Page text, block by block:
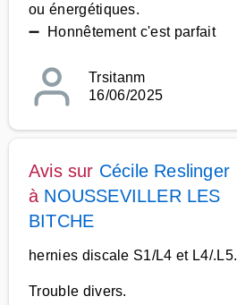
ou énergétiques.
➖ Honnêtement c'est parfait
Trsitanm
16/06/2025
Avis sur Cécile Reslinger
à NOUSSEVILLER LES
BITCHE
hernies discale S1/L4 et L4/.L5.
Trouble divers.